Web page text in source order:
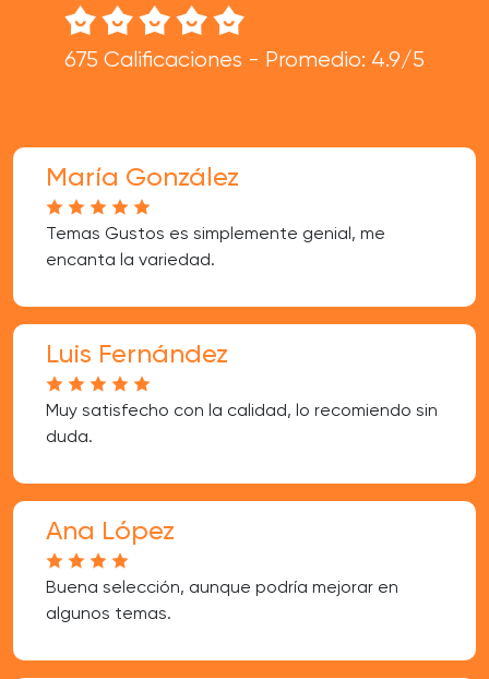
675 Calificaciones - Promedio: 4.9/5
María González
Temas Gustos es simplemente genial, me
encanta la variedad.
Luis Fernández
Muy satisfecho con la calidad, lo recomiendo sin
duda.
Ana López
Buena selección, aunque podría mejorar en
algunos temas.